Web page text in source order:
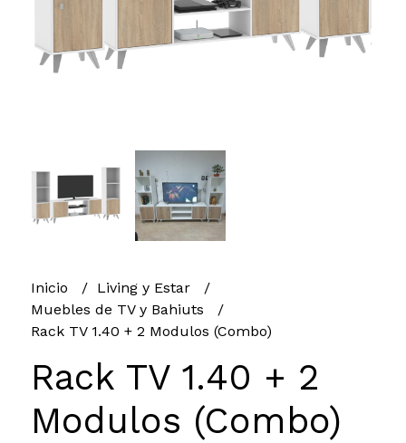
Inicio
Living y Estar
Muebles de TV y Bahiuts
Rack TV 1.40 + 2 Modulos (Combo)
Rack TV 1.40 + 2
Modulos (Combo)